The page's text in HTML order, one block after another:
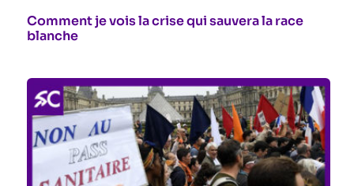
Comment je vois la crise qui sauvera la race
blanche